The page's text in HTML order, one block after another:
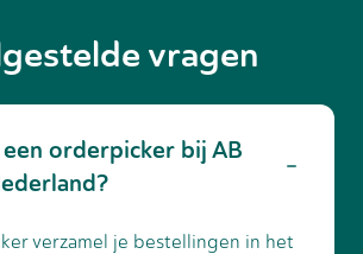
vragen
orderpicker bij AB
verzamel je bestellingen in het